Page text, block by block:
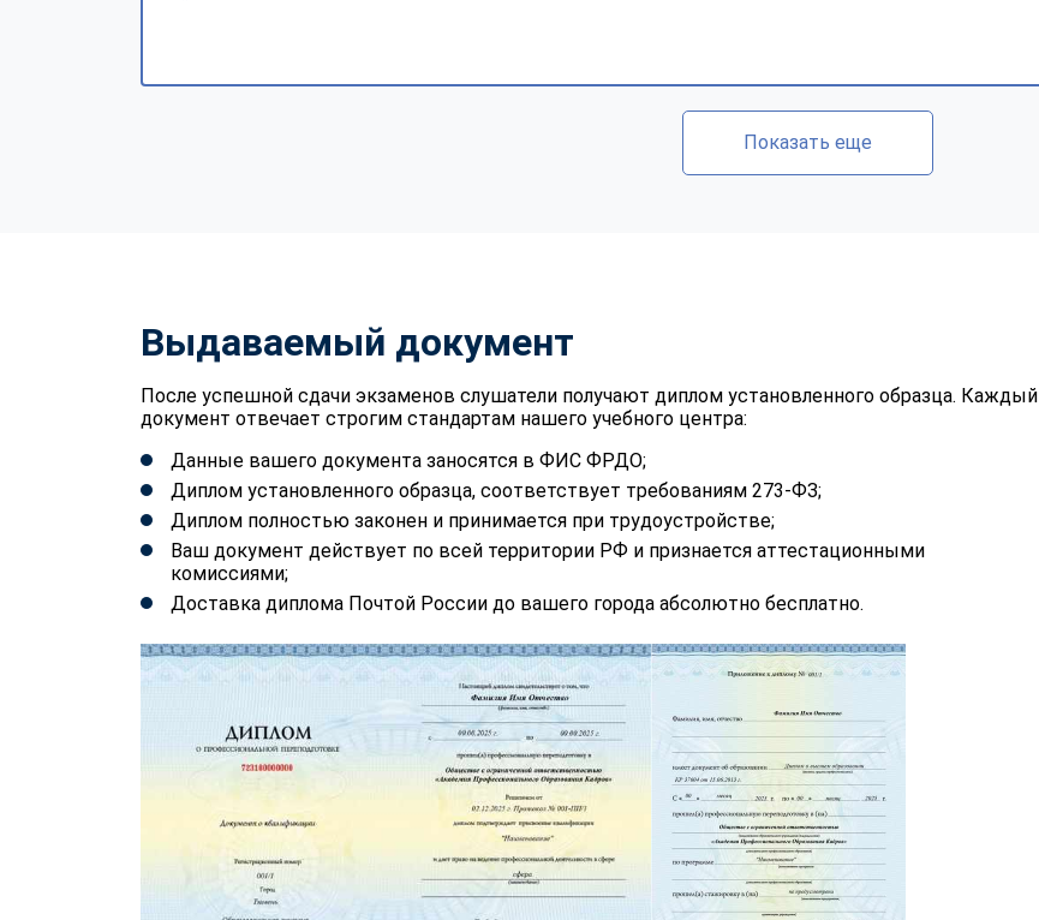
Показать еще
Выдаваемый документ
После успешной сдачи экзаменов слушатели получают диплом установленного образца. Каждый
документ отвечает строгим стандартам нашего учебного центра:
Данные вашего документа заносятся в ФИС ФРДО;
Диплом установленного образца, соответствует требованиям 273-ФЗ;
Диплом полностью законен и принимается при трудоустройстве;
Ваш документ действует по всей территории РФ и признается аттестационными
комиссиями;
Доставка диплома Почтой России до вашего города абсолютно бесплатно.